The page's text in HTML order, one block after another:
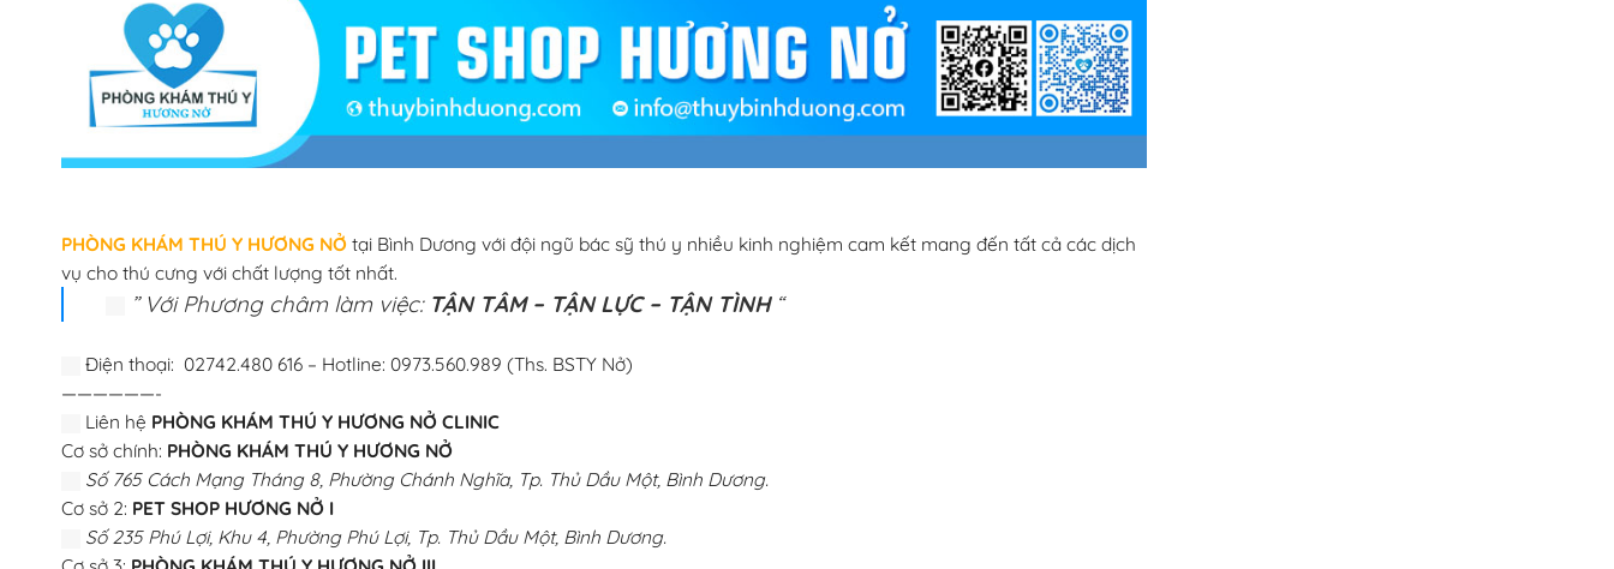
PHÒNG KHÁM THÚ Y HƯƠNG NỞtại Bình Dương với đội ngũ bác sỹ thú y nhiều kinh nghiệm cam kết mang đến tất cả các dịch
vụ cho thú cưng với chất lượng tốt nhất.
” Với Phương châm làm việc: TẬN TÂM – TẬN LỰC – TẬN TÌNH“
Điện thoại: 02742.480 616 – Hotline: 0973.560.989 (Ths. BSTY Nở)
——————-
Liên hệ PHÒNG KHÁM THÚ Y HƯƠNG NỞ CLINIC
Cơ sở chính: PHÒNG KHÁM THÚ Y HƯƠNG NỞ
Số 765 Cách Mạng Tháng 8, Phường Chánh Nghĩa, Tp. Thủ Dầu Một, Bình Dương.
Cơ sở 2: PET SHOP HƯƠNG NỞ I
Số 235 Phú Lợi, Khu 4, Phường Phú Lợi, Tp. Thủ Dầu Một, Bình Dương.